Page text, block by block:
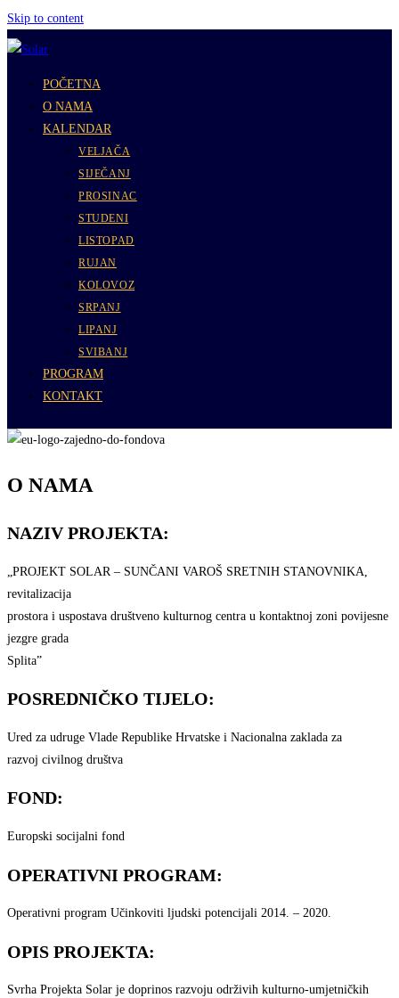
Skip to content
POČETNA
O NAMA
KALENDAR
VELJAČA
SIJEČANJ
PROSINAC
STUDENI
LISTOPAD
RUJAN
KOLOVOZ
SRPANJ
LIPANJ
SVIBANJ
PROGRAM
KONTAKT
O NAMA
NAZIV PROJEKTA:
„PROJEKT SOLAR – SUNČANI VAROŠ SRETNIH STANOVNIKA,
revitalizacija
prostora i uspostava društveno kulturnog centra u kontaktnoj zoni povijesne
jezgre grada
Splita”
POSREDNIČKO TIJELO:
Ured za udruge Vlade Republike Hrvatske i Nacionalna zaklada za
razvoj civilnog društva
FOND:
Europski socijalni fond
OPERATIVNI PROGRAM:
Operativni program Učinkoviti ljudski potencijali 2014. – 2020.
OPIS PROJEKTA:
Svrha Projekta Solar je doprinos razvoju održivih kulturno-umjetničkih